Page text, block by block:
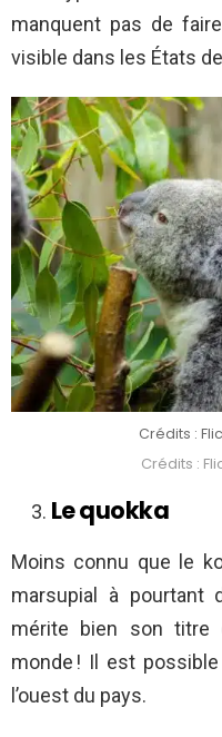
manquent pas de
visible dans les États
Crédits :
Crédits :
Le quokka
Moins connu que le
marsupial à pourtant
mérite bien son titre
monde ! Il est
l’ouest du pays.